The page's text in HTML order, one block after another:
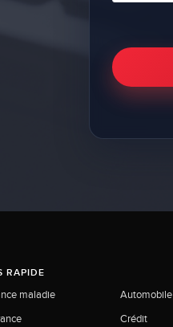
RAPIDE
maladie
Automobile
Crédit